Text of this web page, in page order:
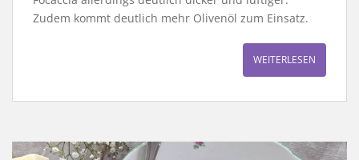
Zudem kommt deutlich mehr Olivenöl zum Einsatz.
WEITERLESEN